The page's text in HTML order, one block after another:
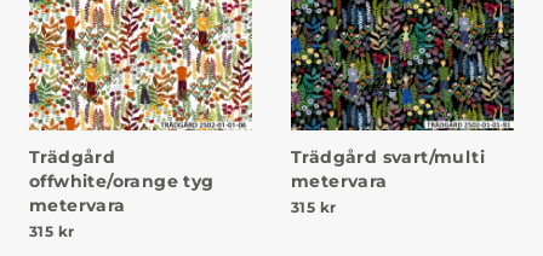
Trädgård
offwhite/orange tyg
metervara
315 kr
Trädgård svart/multi
metervara
315 kr